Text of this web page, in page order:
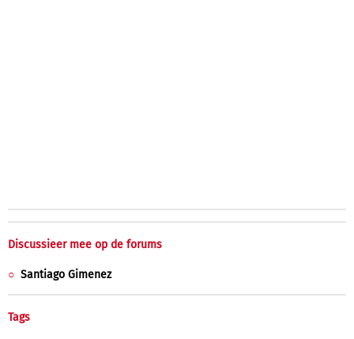
Discussieer mee op de forums
Santiago Gimenez
Tags